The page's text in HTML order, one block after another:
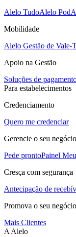
Alelo TudoAlelo Pod
Mobilidade
Alelo Gestão de Vale-
Apoio na Gestão
Soluções de
Para estabelecimentos
Credenciamento
Quero me credenciar
Gerencie o seu negócio
Pede prontoPainel
Cresça com segurança
Antecipação de
Promova o seu negócio
Mais Clientes
A Alelo